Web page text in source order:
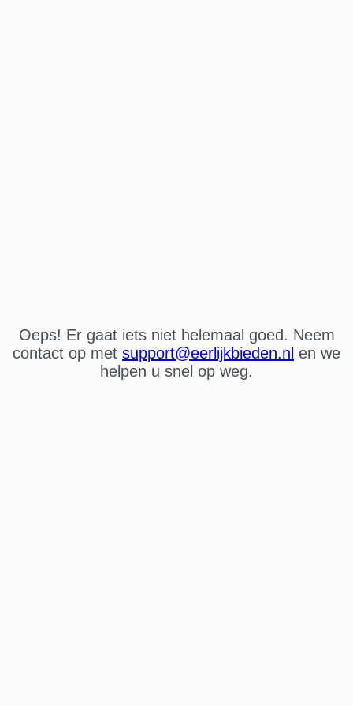
Oeps! Er gaat iets niet helemaal goed. Neem
contact op met support@eerlijkbieden.nl en we
helpen u snel op weg.